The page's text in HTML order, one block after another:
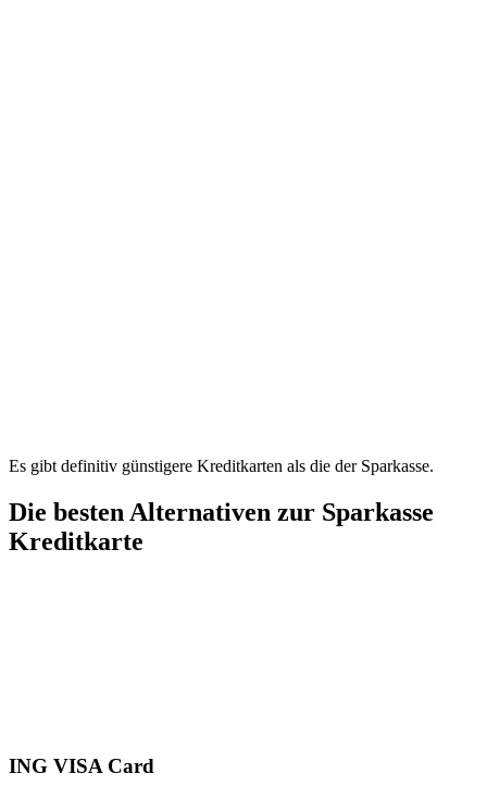
Es gibt definitiv günstigere Kreditkarten als die der Sparkasse.
Die besten Alternativen zur Sparkasse
Kreditkarte
ING VISA Card